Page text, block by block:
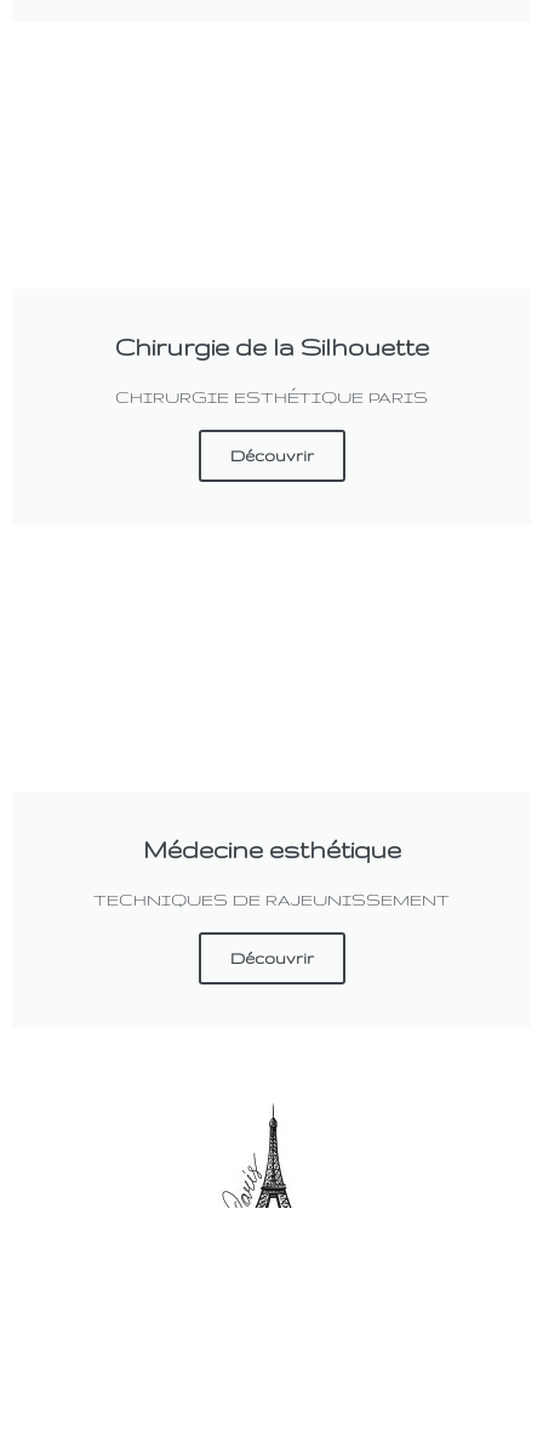
Chirurgie de la Silhouette
CHIRURGIE ESTHÉTIQUE PARIS
Découvrir
Médecine esthétique
TECHNIQUES DE RAJEUNISSEMENT
Découvrir